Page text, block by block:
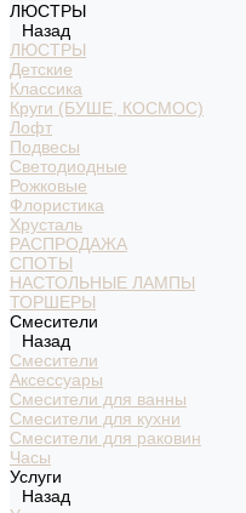
ЛЮСТРЫ
Назад
ЛЮСТРЫ
Детские
Классика
Круги (БУШЕ, КОСМОС)
Лофт
Подвесы
Светодиодные
Рожковые
Флористика
Хрусталь
РАСПРОДАЖА
СПОТЫ
НАСТОЛЬНЫЕ ЛАМПЫ
ТОРШЕРЫ
Смесители
Назад
Смесители
Аксессуары
Смесители для ванны
Смесители для кухни
Смесители для раковин
Часы
Услуги
Назад